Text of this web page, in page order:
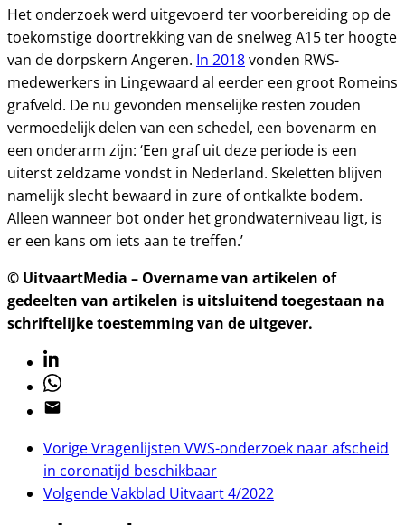
Het onderzoek werd uitgevoerd ter voorbereiding op de
toekomstige doortrekking van de snelweg A15 ter hoogte
van de dorpskern Angeren. In 2018vonden RWS-
medewerkers in Lingewaard al eerder een groot Romeins
grafveld. De nu gevonden menselijke resten zouden
vermoedelijk delen van een schedel, een bovenarm en
een onderarm zijn: ‘Een graf uit deze periode is een
uiterst zeldzame vondst in Nederland. Skeletten blijven
namelijk slecht bewaard in zure of ontkalkte bodem.
Alleen wanneer bot onder het grondwaterniveau ligt, is
er een kans om iets aan te treffen.’
© UitvaartMedia – Overname van artikelen of
gedeelten van artikelen is uitsluitend toegestaan na
schriftelijke toestemming van de uitgever.
Linkedin
Whatsapp
Email
VorigeVragenlijsten VWS-onderzoek naar afscheid
in coronatijd beschikbaar
VolgendeVakblad Uitvaart 4/2022